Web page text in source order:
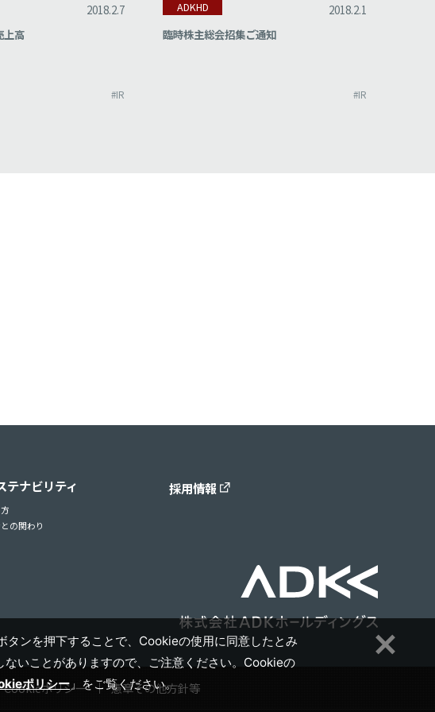
2018.2.7
上高
#IR
ADKHD
2018.2.1
臨時株主総会招集ご通知
#IR
テナビリティ
の関わり
採用情報
Cookieポリシー 憲章その他方針等
ンを押下することで、Cookieの使用に同意したとみ
いことがありますので、ご注意ください。Cookieの
ポリシー」をご覧ください。